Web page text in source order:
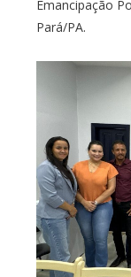
Emancipação
Pará/PA.